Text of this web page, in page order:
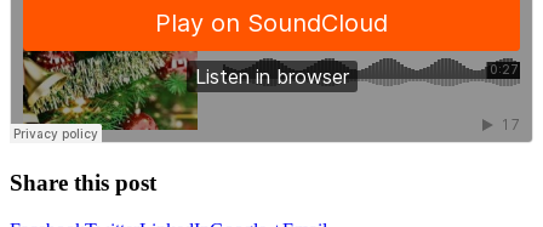
Share this post